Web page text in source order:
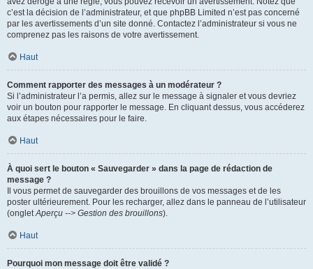
c’est la décision de l’administrateur, et que phpBB Limited n’est pas concerné
par les avertissements d’un site donné. Contactez l’administrateur si vous ne
comprenez pas les raisons de votre avertissement.
Haut
Comment rapporter des messages à un modérateur ?
Si l’administrateur l’a permis, allez sur le message à signaler et vous devriez
voir un bouton pour rapporter le message. En cliquant dessus, vous accéderez
aux étapes nécessaires pour le faire.
Haut
À quoi sert le bouton « Sauvegarder » dans la page de rédaction de
message ?
Il vous permet de sauvegarder des brouillons de vos messages et de les
poster ultérieurement. Pour les recharger, allez dans le panneau de l’utilisateur
(ongletAperçu --> Gestion des brouillons).
Haut
Pourquoi mon message doit être validé ?